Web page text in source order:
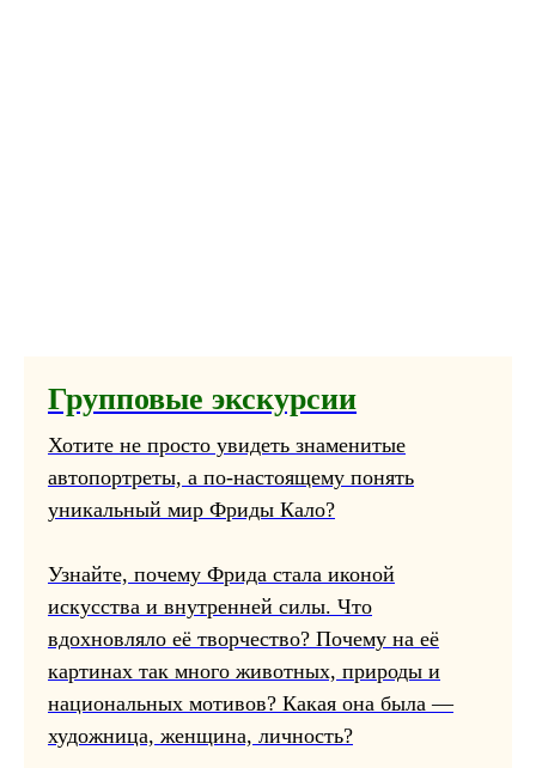
Групповые экскурсии
Хотите не просто увидеть знаменитые
автопортреты, а по-настоящему понять
уникальный мир Фриды Кало?
Узнайте, почему Фрида стала иконой
искусства и внутренней силы. Что
вдохновляло её творчество? Почему на её
картинах так много животных, природы и
национальных мотивов? Какая она была —
художница, женщина, личность?